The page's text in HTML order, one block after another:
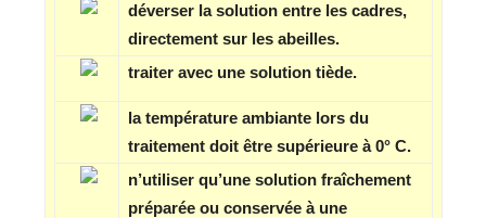
déverser la solution entre les cadres,
directement sur les abeilles.
traiter avec une solution tiède.
la température ambiante lors du
traitement doit être supérieure à 0° C.
n’utiliser qu’une solution fraîchement
préparée ou conservée à une